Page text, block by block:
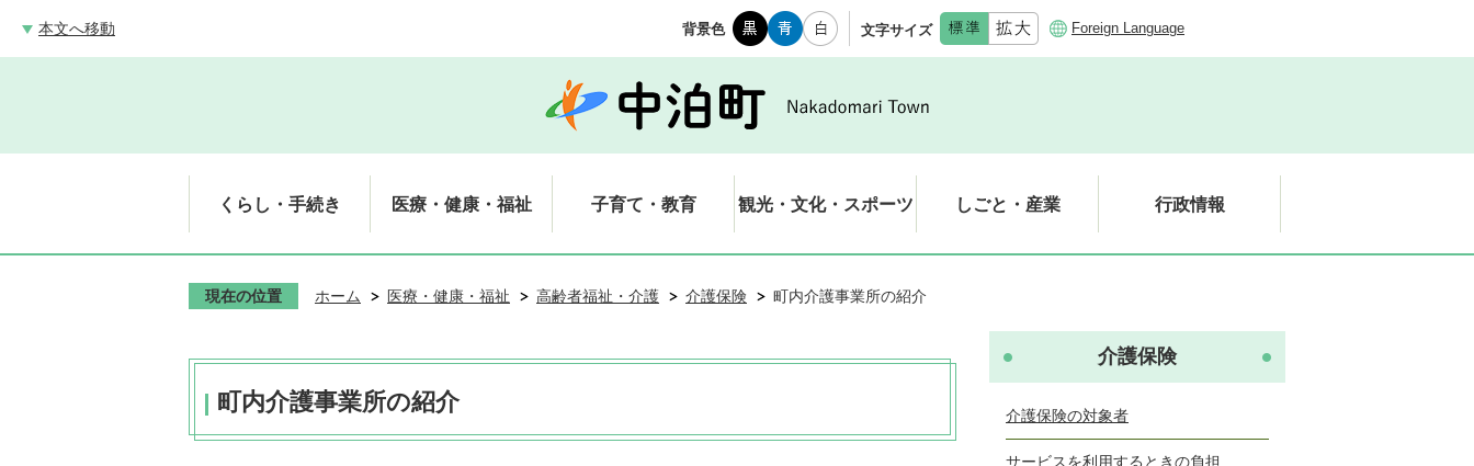
本文へ移動 背景色 文字サイズ Foreign Language
くらし・手続き 医療・健康・福祉 子育て・教育 観光・文化・スポーツ しごと・産業 行政情報
現在の位置 ホーム 医療・健康・福祉 高齢者福祉・介護 介護保険 町内介護事業所の紹介
町内介護事業所の紹介
介護保険
介護保険の対象者
サービスを利用するときの負担